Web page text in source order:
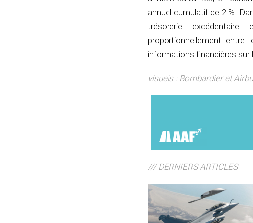
annuel cumulatif de 2 %.
trésorerie
proportionnellement entre
informations financières sur
visuels : Bombardier et
/// DERNIERS ARTICLES